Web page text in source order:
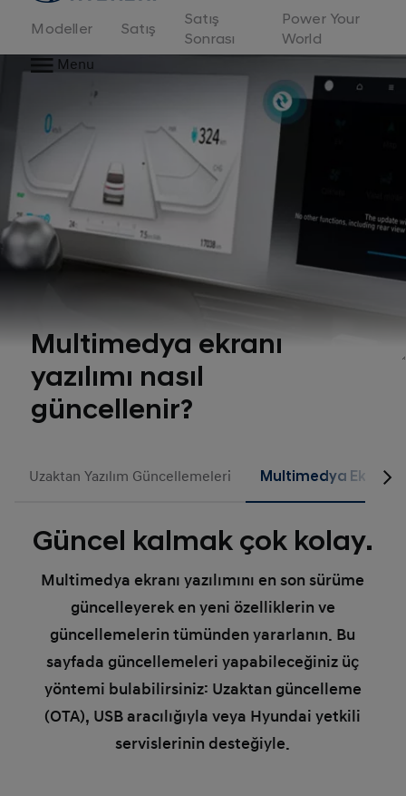
Modeller Satış
Satış
Sonrası
Power Your
World
Menu
Multimedya ekranı
yazılımı nasıl
güncellenir?
Uzaktan Yazılım Güncellemeleri Multimedya Ekranı
Güncel kalmak çok kolay.
Multimedya ekranı yazılımını en son sürüme
güncelleyerek en yeni özelliklerin ve
güncellemelerin tümünden yararlanın. Bu
sayfada güncellemeleri yapabileceğiniz üç
yöntemi bulabilirsiniz: Uzaktan güncelleme
(OTA), USB aracılığıyla veya Hyundai yetkili
servislerinin desteğiyle.